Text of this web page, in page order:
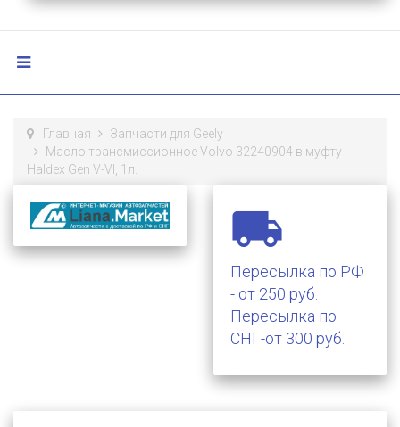
Главная
Запчасти для Geely
Масло трансмиссионное Volvo 32240904 в муфту
Haldex Gen V-VI, 1л.

Пересылка по РФ
- от 250 руб.
Пересылка по
СНГ-от 300 руб.